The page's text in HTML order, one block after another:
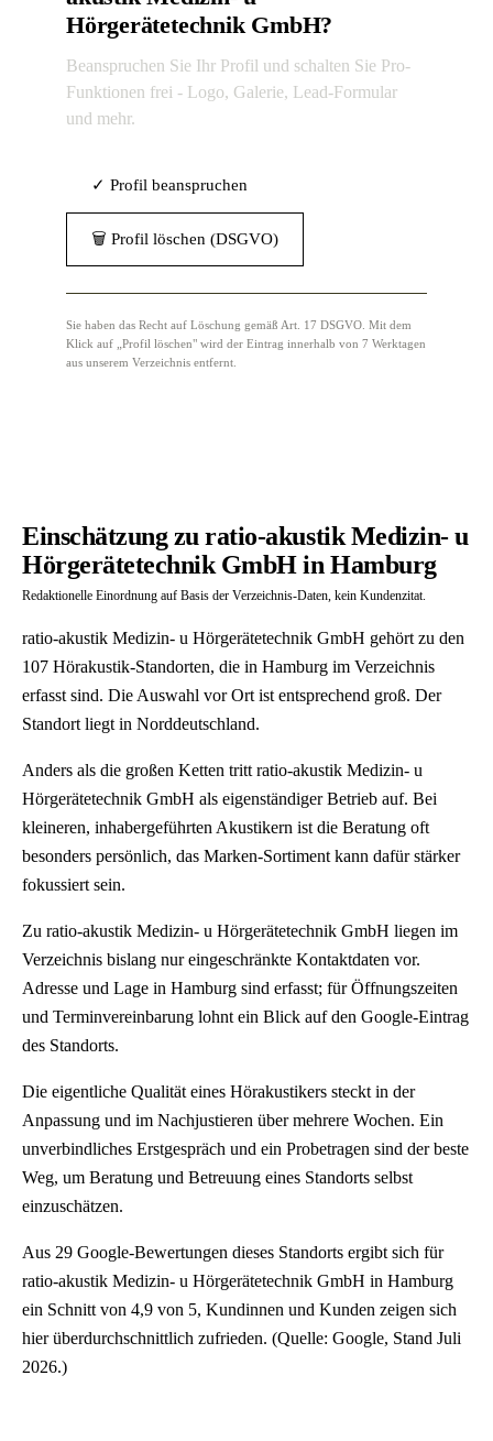
Hörgerätetechnik GmbH?
Beanspruchen Sie Ihr Profil und schalten Sie Pro-
Funktionen frei - Logo, Galerie, Lead-Formular
und mehr.
✓ Profil beanspruchen
🗑 Profil löschen (DSGVO)
Sie haben das Recht auf Löschung gemäß Art. 17 DSGVO. Mit dem
Klick auf „Profil löschen" wird der Eintrag innerhalb von 7 Werktagen
aus unserem Verzeichnis entfernt.
Einschätzung zu ratio-akustik Medizin- u
Hörgerätetechnik GmbH in Hamburg
Redaktionelle Einordnung auf Basis der Verzeichnis-Daten, kein Kundenzitat.
ratio-akustik Medizin- u Hörgerätetechnik GmbH gehört zu den
107 Hörakustik-Standorten, die in Hamburg im Verzeichnis
erfasst sind. Die Auswahl vor Ort ist entsprechend groß. Der
Standort liegt in Norddeutschland.
Anders als die großen Ketten tritt ratio-akustik Medizin- u
Hörgerätetechnik GmbH als eigenständiger Betrieb auf. Bei
kleineren, inhabergeführten Akustikern ist die Beratung oft
besonders persönlich, das Marken-Sortiment kann dafür stärker
fokussiert sein.
Zu ratio-akustik Medizin- u Hörgerätetechnik GmbH liegen im
Verzeichnis bislang nur eingeschränkte Kontaktdaten vor.
Adresse und Lage in Hamburg sind erfasst; für Öffnungszeiten
und Terminvereinbarung lohnt ein Blick auf den Google-Eintrag
des Standorts.
Die eigentliche Qualität eines Hörakustikers steckt in der
Anpassung und im Nachjustieren über mehrere Wochen. Ein
unverbindliches Erstgespräch und ein Probetragen sind der beste
Weg, um Beratung und Betreuung eines Standorts selbst
einzuschätzen.
Aus 29 Google-Bewertungen dieses Standorts ergibt sich für
ratio-akustik Medizin- u Hörgerätetechnik GmbH in Hamburg
ein Schnitt von 4,9 von 5, Kundinnen und Kunden zeigen sich
hier überdurchschnittlich zufrieden. (Quelle: Google, Stand Juli
2026.)